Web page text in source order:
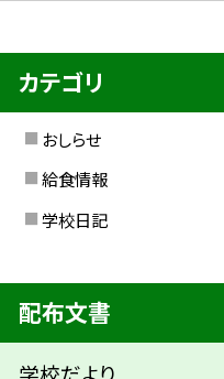
カテゴリ
おしらせ
給食情報
学校日記
配布文書
学校だより